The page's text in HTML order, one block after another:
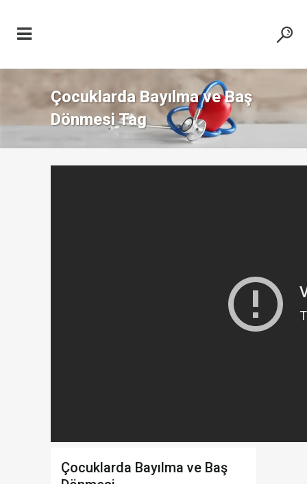
Çocuklarda Bayılma ve Baş
Dönmesi Tag
Çocuklarda Bayılma ve Baş